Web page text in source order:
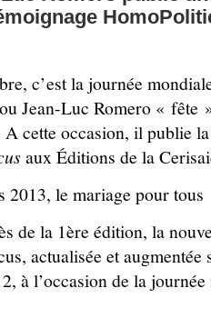
c’est la journée
Jean-Luc Romero « fête
cette occasion, il publie
aux Éditions de la
2013, le mariage pour tous
de la 1ère édition, la
actualisée et
à l’occasion de la